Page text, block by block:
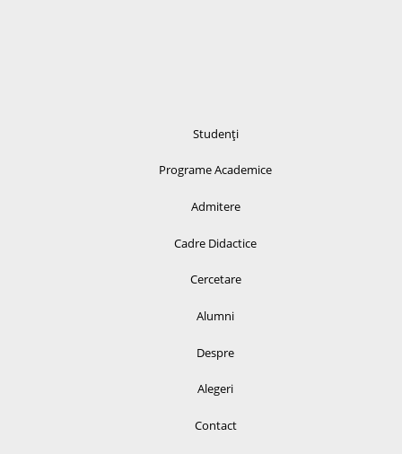
Studenți
Programe Academice
Admitere
Cadre Didactice
Cercetare
Alumni
Despre
Alegeri
Contact